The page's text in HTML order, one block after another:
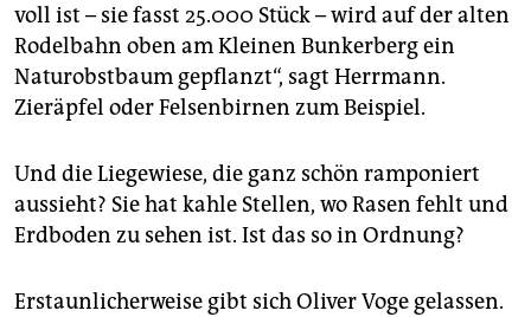
voll ist – sie fasst 25.000 Stück – wird auf der alten
Rodelbahn oben am Kleinen Bunkerberg ein
Naturobstbaum gepflanzt“, sagt Herrmann.
Zieräpfel oder Felsenbirnen zum Beispiel.
Und die Liegewiese, die ganz schön ramponiert
aussieht? Sie hat kahle Stellen, wo Rasen fehlt und
Erdboden zu sehen ist. Ist das so in Ordnung?
Erstaunlicherweise gibt sich Oliver Voge gelassen.